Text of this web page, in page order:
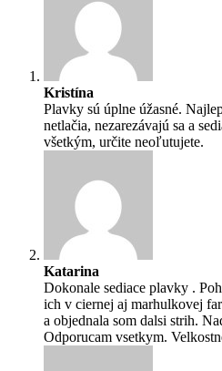
Kristína
Plavky sú úplne úžasné.
netlačia, nezarezávajú sa a
všetkým, určite neoľutujete.
Katarina
Dokonale sediace plavky .
ich v ciernej aj marhulkovej
a objednala som dalsi strih.
Odporucam vsetkym.